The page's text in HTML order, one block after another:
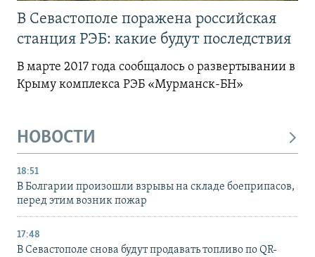
В Севастополе поражена российская
станция РЭБ: какие будут последствия
В марте 2017 года сообщалось о развертывании в
Крыму комплекса РЭБ «Мурманск-БН»
НОВОСТИ
18:51
В Болгарии произошли взрывы на складе боеприпасов,
перед этим возник пожар
17:48
В Севастополе снова будут продавать топливо по QR-